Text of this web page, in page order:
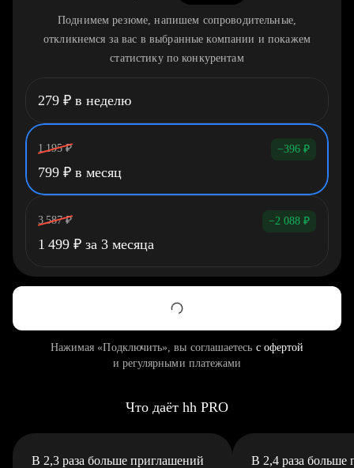
Поднимем резюме, напишем сопроводительные,
откликнемся за вас в выбранные компании и покажем
статистику по конкурентам
279 ₽ в неделю
1 195 ₽ −396 ₽
799 ₽ в месяц
3 587 ₽ −2 088 ₽
1 499 ₽ за 3 месяца
Нажимая «Подключить», вы соглашаетесь с офертой
и регулярными платежами
Что даёт hh PRO
В 2,3 раза больше приглашений В 2,4 раза больше